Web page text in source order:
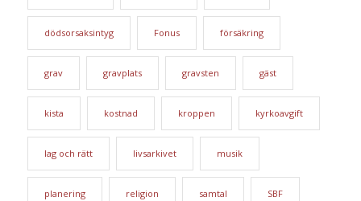
dödsorsaksintyg Fonus försäkring
grav gravplats gravsten gäst
kista kostnad kroppen kyrkoavgift
lag och rätt livsarkivet musik
planering religion samtal SBF